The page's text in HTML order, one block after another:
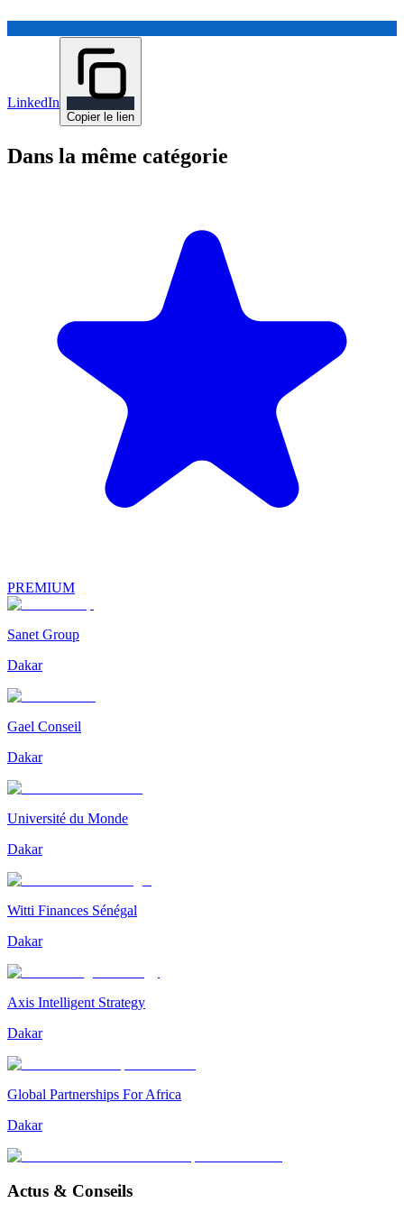
LinkedIn
Copier le lien
Dans la même catégorie
PREMIUM
Sanet Group
Dakar
Gael Conseil
Dakar
Université du Monde
Dakar
Witti Finances Sénégal
Dakar
Axis Intelligent Strategy
Dakar
Global Partnerships For Africa
Dakar
Actus & Conseils